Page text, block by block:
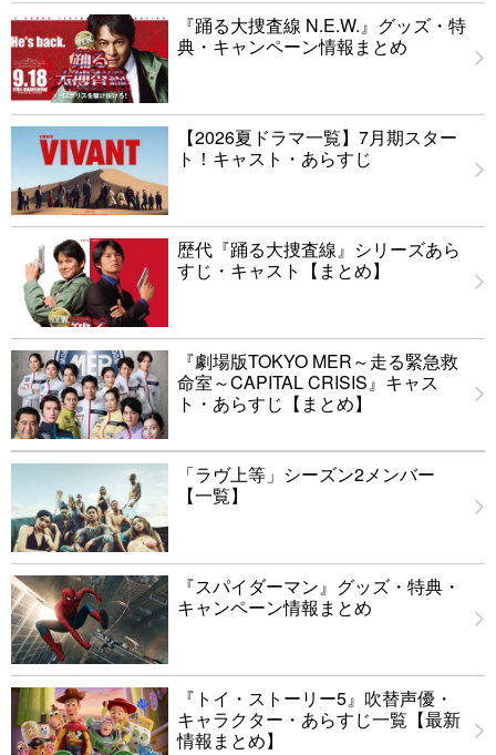
『踊る大捜査線 N.E.W.』グッズ・特
典・キャンペーン情報まとめ
【2026夏ドラマ一覧】7月期スター
ト！キャスト・あらすじ
歴代『踊る大捜査線』シリーズあら
すじ・キャスト【まとめ】
『劇場版TOKYO MER～走る緊急救
命室～CAPITAL CRISIS』キャス
ト・あらすじ【まとめ】
「ラヴ上等」シーズン2メンバー
【一覧】
『スパイダーマン』グッズ・特典・
キャンペーン情報まとめ
『トイ・ストーリー5』吹替声優・
キャラクター・あらすじ一覧【最新
情報まとめ】